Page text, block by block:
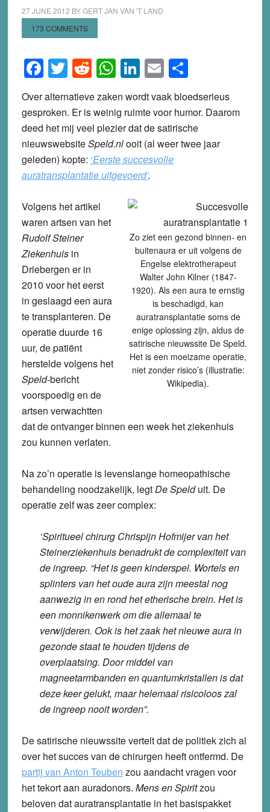
27 JUNE 2012 BYGERT JAN VAN 'T LAND
173 COMMENTS
Facebook
Twitter
Reddit
WhatsApp
LinkedIn
EmailShare
Over alternatieve zaken wordt vaak bloedserieus
gesproken. Er is weinig ruimte voor humor. Daarom
deed het mij veel plezier dat de satirische
nieuwswebsiteSpeld.nlooit (al weer twee jaar
geleden) kopte: ‘Eerste succesvolle
auratransplantatie uitgevoerd’.
Zo ziet een gezond binnen- en
buitenaura er uit volgens de
Engelse elektrotherapeut
Walter John Kilner (1847-
1920). Als een aura te ernstig
is beschadigd, kan
auratransplantatie soms de
enige oplossing zijn, aldus de
satirische nieuwssite De Speld.
Het is een moeizame operatie,
niet zonder risico’s (illustratie:
Wikipedia).
Volgens het artikel
waren artsen van het
Rudolf Steiner
Ziekenhuisin
Driebergen er in
2010 voor het eerst
in geslaagd een aura
te transplanteren. De
operatie duurde 16
uur, de patiënt
herstelde volgens het
Speld-bericht
voorspoedig en de
artsen verwachtten
dat de ontvanger binnen een week het ziekenhuis
zou kunnen verlaten.
Na zo’n operatie is levenslange homeopathische
behandeling noodzakelijk, legtDe Spelduit. De
operatie zelf was zeer complex:
‘Spiritueel chirurg Chrispijn Hofmijer van het
Steinerziekenhuis benadrukt de complexiteit van
de ingreep. “Het is geen kinderspel. Wortels en
splinters van het oude aura zijn meestal nog
aanwezig in en rond het etherische brein. Het is
een monnikenwerk om die allemaal te
verwijderen. Ook is het zaak het nieuwe aura in
gezonde staat te houden tijdens de
overplaatsing. Door middel van
magneetarmbanden en quantumkristallen is dat
deze keer gelukt, maar helemaal risicoloos zal
de ingreep nooit worden”.
De satirische nieuwssite vertelt dat de politiek zich al
over het succes van de chirurgen heeft ontfermd. De
partij van Anton Teuben zou aandacht vragen voor
het tekort aan auradonors. Mens en Spiritzou
beloven dat auratransplantatie in het basispakket